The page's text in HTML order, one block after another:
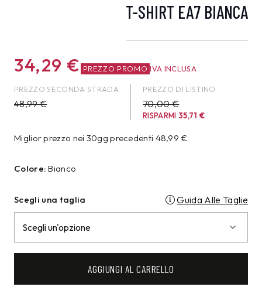
T-SHIRT EA7 BIANCA
34,29 € PREZZO PROMO IVA INCLUSA
PREZZO SECONDA STRADA
48,99€
PREZZO DI LISTINO
70,00 €
RISPARMI35,71€
Miglior prezzo nei 30gg precedenti 48,99€
Colore: Bianco
Scegli una taglia Guida Alle Taglie
AGGIUNGI AL CARRELLO